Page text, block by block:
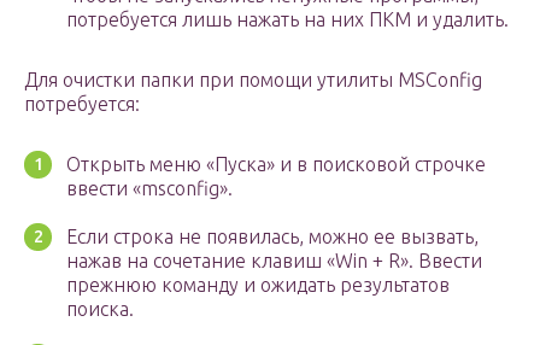
потребуется лишь нажать на них ПКМ и удалить.
Для очистки папки при помощи утилиты MSConfig
потребуется:
Открыть меню «Пуска» и в поисковой строчке
ввести «msconfig».
Если строка не появилась, можно ее вызвать,
нажав на сочетание клавиш «Win + R». Ввести
прежнюю команду и ожидать результатов
поиска.